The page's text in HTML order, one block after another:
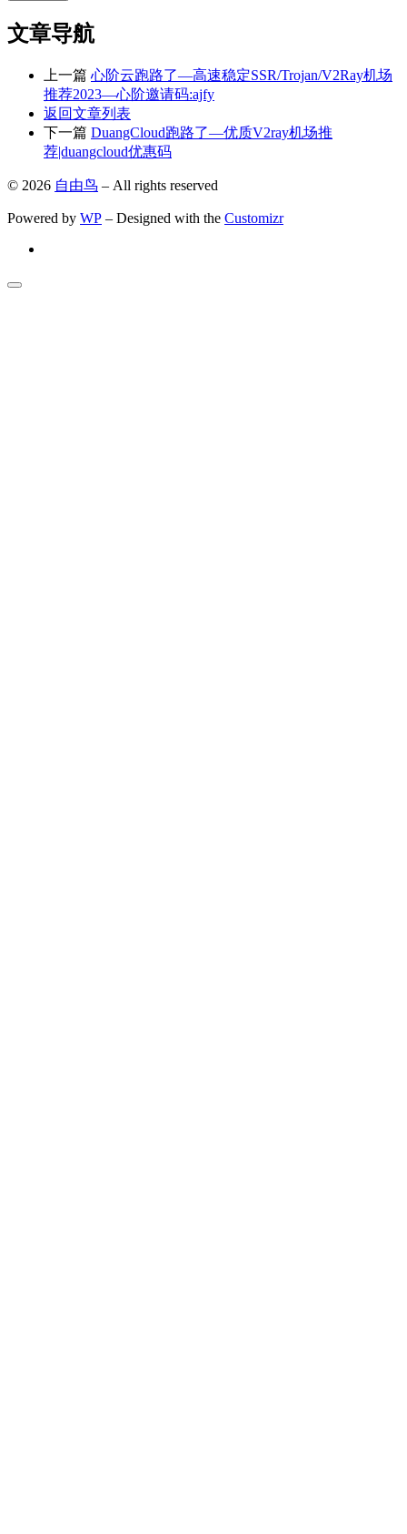
文章导航
上一篇 心阶云跑路了—高速稳定SSR/Trojan/V2Ray机场
推荐2023—心阶邀请码:ajfy
返回文章列表
下一篇 DuangCloud跑路了—优质V2ray机场推
荐|duangcloud优惠码
© 2026 自由鸟 – All rights reserved
Powered by WP – Designed with the Customizr